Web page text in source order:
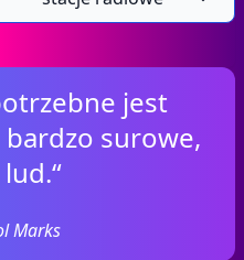
jest
surowe,
Marks